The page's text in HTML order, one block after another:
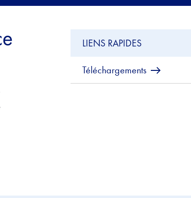
LIENS RAPIDES
Téléchargements